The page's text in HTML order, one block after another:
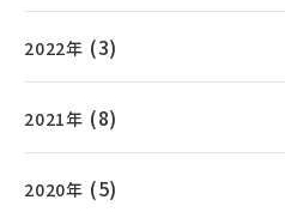
2022年 (3)
2021年 (8)
2020年 (5)